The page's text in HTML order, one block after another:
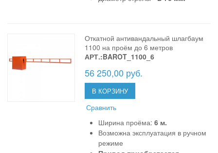
Откатной антивандальный шлагбаум
1100 на проём до 6 метров
АРТ.:BAROT_1100_6
56 250,00 руб.
В КОРЗИНУ
Сравнить
Ширина проёма:6 м.
Возможна эксплуатация в ручном
режиме